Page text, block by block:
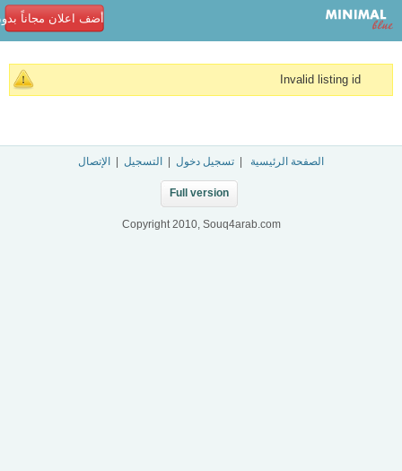
أضف اعلان مجاناً
Invalid listing id
الصفحة الرئيسية تسجيل دخول التسجيل الإتصال
Full version
Copyright 2010, Souq4arab.com